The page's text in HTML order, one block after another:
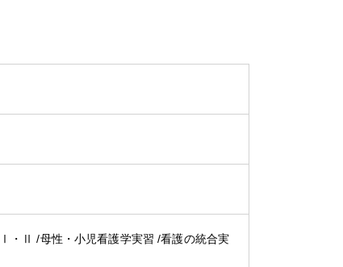
Ⅱ /母性・小児看護学実習 /看護の統合実